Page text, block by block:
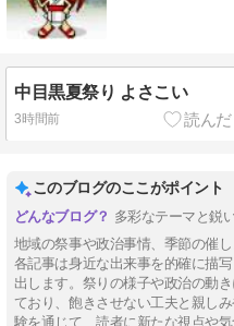
中目黒夏祭り よさこい
3時間前
このブログのここがポイント
多彩なテーマと鋭
地域の祭事や政治事情、季節の催
各記事は身近な出来事を的確に描
出します。祭りの様子や政治の動
ており、飽きさせない工夫と親し
験を通じて、読者に新たな視点や